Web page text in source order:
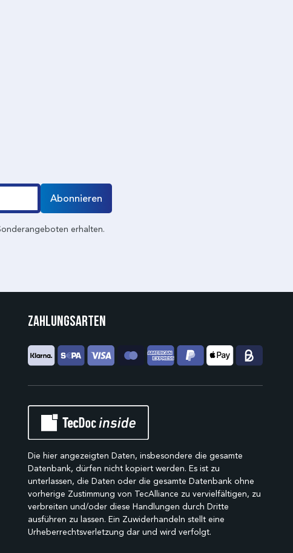
Abonnieren
erhalten.
Zahlungsarten
Die hier angezeigten Daten, insbesondere die gesamte
Datenbank, dürfen nicht kopiert werden. Es ist zu
unterlassen, die Daten oder die gesamte Datenbank ohne
vorherige Zustimmung von TecAlliance zu vervielfältigen, zu
verbreiten und/oder diese Handlungen durch Dritte
ausführen zu lassen. Ein Zuwiderhandeln stellt eine
Urheberrechtsverletzung dar und wird verfolgt.